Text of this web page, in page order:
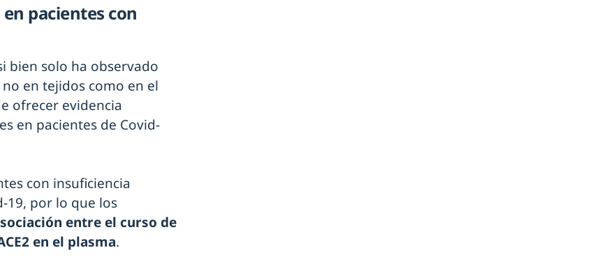
pacientes con
bien solo ha observado
en tejidos como en el
ofrecer evidencia
en pacientes de Covid-
con insuficiencia
19, por lo que los
entre el curso de
en el plasma.